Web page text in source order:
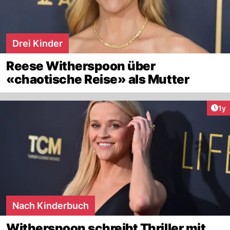
Drei Kinder
Reese Witherspoon über
«chaotische Reise» als Mutter
1y
Nach Kinderbuch